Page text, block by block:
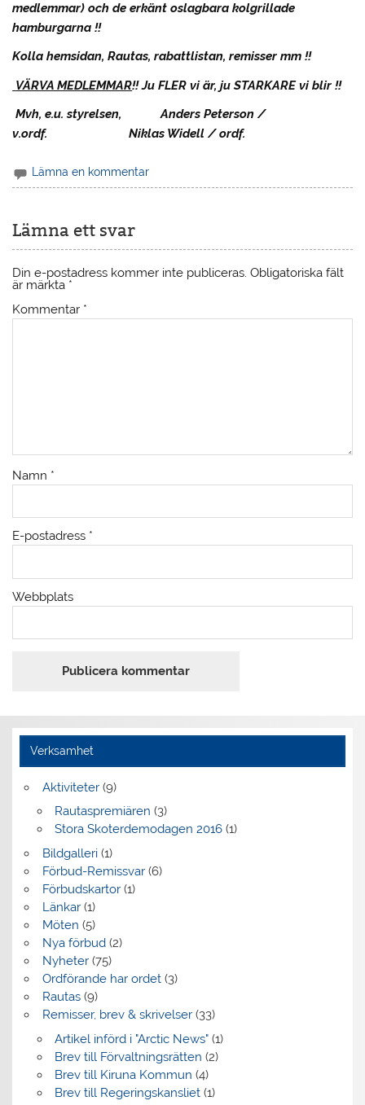
medlemmar) och de erkänt oslagbara kolgrillade
hamburgarna !!
Kolla hemsidan, Rautas, rabattlistan, remisser mm !!
VÄRVA MEDLEMMAR!! Ju FLER vi är, ju STARKARE vi blir !!
Mvh, e.u. styrelsen,Anders Peterson /
v.ordf.Niklas Widell / ordf.
Lämna en kommentar
Lämna ett svar
Din e-postadress kommer inte publiceras. Obligatoriska fält
är märkta *
Kommentar *
Namn *
E-postadress *
Webbplats
Verksamhet
Aktiviteter(9)
Rautaspremiären (3)
Stora Skoterdemodagen 2016(1)
Bildgalleri(1)
Förbud-Remissvar(6)
Förbudskartor(1)
Länkar(1)
Möten (5)
Nya förbud(2)
Nyheter(75)
Ordförande har ordet(3)
Rautas(9)
Remisser, brev & skrivelser(33)
Artikel införd i "Arctic News"(1)
Brev till Förvaltningsrätten (2)
Brev till Kiruna Kommun (4)
Brev till Regeringskansliet(1)